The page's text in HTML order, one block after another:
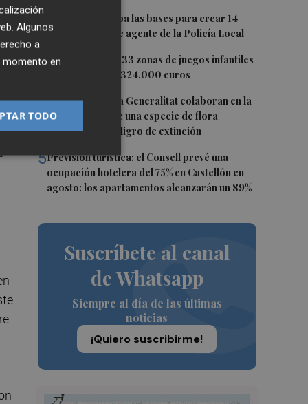
2
Burriana aprueba las bases para crear 14
nuevas plazas de agente de la Policía Local
3 Castelló mejora 33 zonas de juegos infantiles
en julio: destina 324.000 euros
4PortCastelló y la Generalitat colaboran en la
conservación de una especie de flora
autóctona en peligro de extinción
5Previsión turística: el Consell prevé una
ocupación hotelera del 75% en Castellón en
agosto: los apartamentos alcanzarán un 89%
Suscríbete al canal
de Whatsapp
Siempre al día de las últimas
noticias
¡Quiero suscribirme!
Algunos
a
momento en
TODO